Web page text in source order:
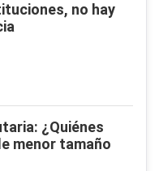
no hay
¿Quiénes
menor tamaño